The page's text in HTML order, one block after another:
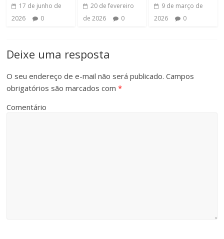
17 de junho de
2026
0
20 de fevereiro
de 2026
0
9 de março de
2026
0
Deixe uma resposta
O seu endereço de e-mail não será publicado. Campos
obrigatórios são marcados com*
Comentário